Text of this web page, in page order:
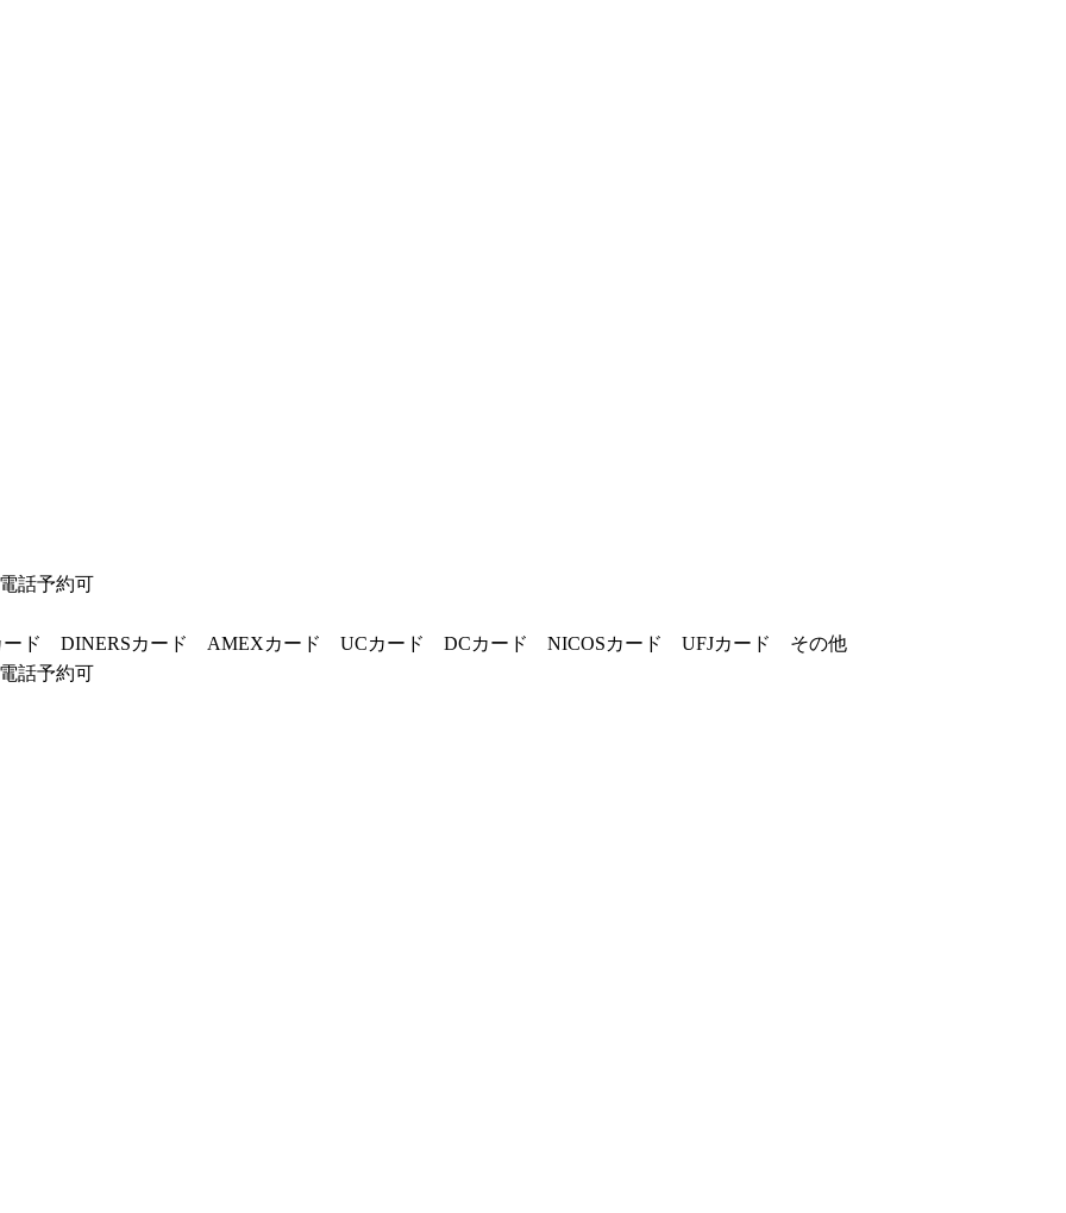
話予約可
ード DINERSカード AMEXカード UCカード DCカード NICOSカード UFJカード その他
話予約可